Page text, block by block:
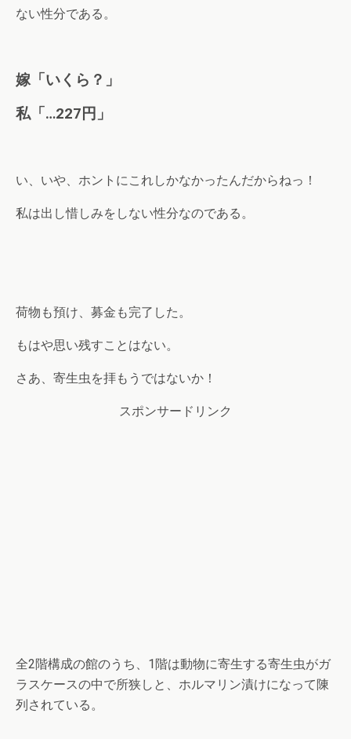
ない性分である。
嫁「いくら？」
私「…227円」
い、いや、ホントにこれしかなかったんだからねっ！
私は出し惜しみをしない性分なのである。
荷物も預け、募金も完了した。
もはや思い残すことはない。
さあ、寄生虫を拝もうではないか！
スポンサードリンク
全2階構成の館のうち、1階は動物に寄生する寄生虫がガ
ラスケースの中で所狭しと、ホルマリン漬けになって陳
列されている。